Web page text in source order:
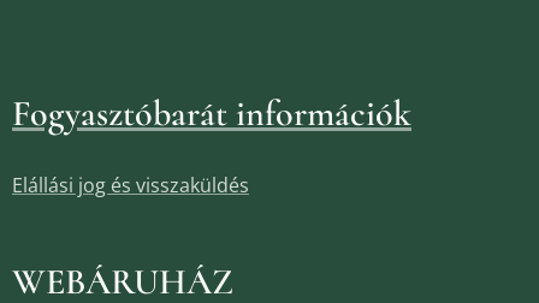
Fogyasztóbarát információk
Elállási jog és visszaküldés
WEBÁRUHÁZ